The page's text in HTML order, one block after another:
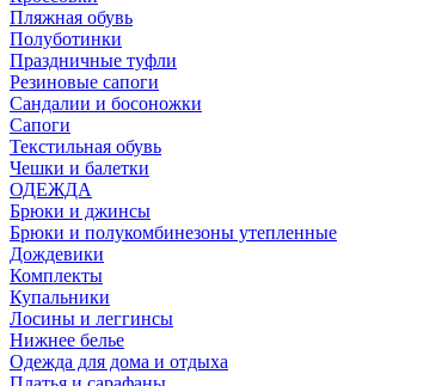
Пляжная обувь
Полуботинки
Праздничные туфли
Резиновые сапоги
Сандалии и босоножки
Сапоги
Текстильная обувь
Чешки и балетки
ОДЕЖДА
Брюки и джинсы
Брюки и полукомбинезоны утепленные
Дождевики
Комплекты
Купальники
Лосины и леггинсы
Нижнее белье
Одежда для дома и отдыха